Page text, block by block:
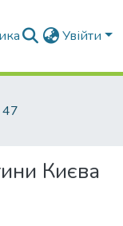
Увійти
Києва